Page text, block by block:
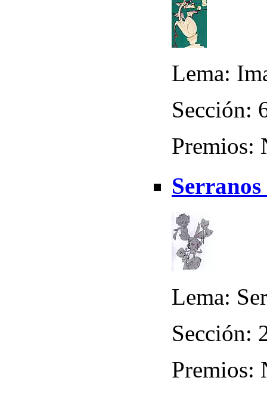
Lema:
Sección:
Premios:
Lema:
Sección:
Premios: